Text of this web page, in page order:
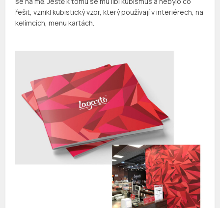
řešit, vznikl kubistický vzor, který používají v interiérech, na
kelímcích, menu kartách.